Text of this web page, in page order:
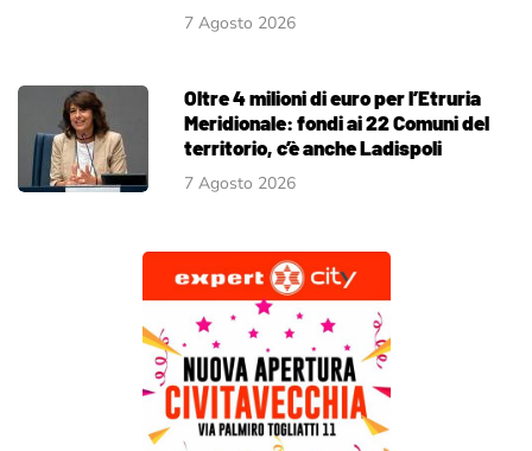
7 Agosto 2026
Oltre 4 milioni di euro per l’Etruria
Meridionale: fondi ai 22 Comuni del
territorio, c’è anche Ladispoli
7 Agosto 2026